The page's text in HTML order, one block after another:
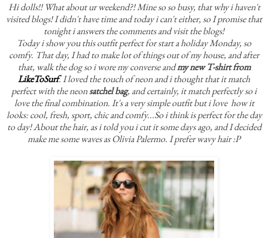
Hi dolls!! What about ur weekend?! Mine so so busy, that why i haven't
visited blogs! I didn't have time and today i can't either, so I promise that
tonight i answers the comments and visit the blogs!
Today i show you this outfit perfect for start a holiday Monday, so
comfy. That day, I had to make lot of things out of my house, and after
that, walk the dog so i wore my converse andmy new T-shirt from
LikeToSurf. I loved the touch of neon and i thought that it match
perfect with the neonsatchel bag, and certainly, it match perfectly so i
love the final combination. It's a very simple outfit but i love how it
looks: cool, fresh, sport, chic and comfy...So i think is perfect for the day
to day! About the hair, as i told you i cut it some days ago, and I decided
make me some waves as Olivia Palermo. I prefer wavy hair :P